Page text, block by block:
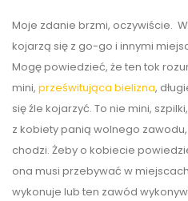
Moje zdanie brzmi, oczywiście.
kojarzą się z go-go i innymi
Mogę powiedzieć, że ten tok
mini, prześwitująca bielizna,
się źle kojarzyć. To nie mini,
z kobiety panią wolnego
chodzi. Żeby o kobiecie
ona musi przebywać w
wykonuje lub ten zawód